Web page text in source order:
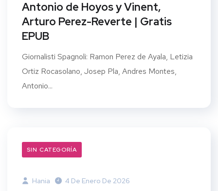
Antonio de Hoyos y Vinent,
Arturo Perez-Reverte | Gratis
EPUB
Giornalisti Spagnoli: Ramon Perez de Ayala, Letizia
Ortiz Rocasolano, Josep Pla, Andres Montes,
Antonio...
SIN CATEGORÍA
Hania 4 De Enero De 2026